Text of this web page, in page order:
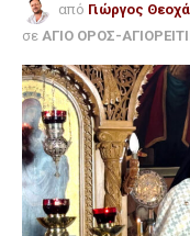
από Γιώργος
σε ΑΓΙΟ ΟΡΟΣ-